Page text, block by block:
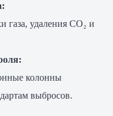
газа, удаления CO₂ и
колонны
выбросов.